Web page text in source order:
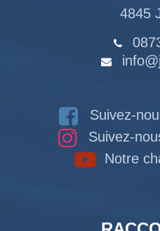
4845
Suivez-
Suivez-
Notre